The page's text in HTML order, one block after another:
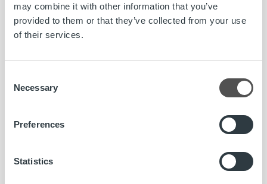
may combine it with other information that you’ve
provided to them or that they’ve collected from your use
of their services.
Selection
Necessary
Preferences
Statistics
Rickard Westlund, VD och Koncernchef
rickard.westlund@ropocapital.se, +46 70 323 0256
Jenni Jantunen, Chief Brand and Communications Officer,
Ropo Capital är marknadsledande inom faktura- och
kredithantering i Finland och täcker hela värdekedjan för